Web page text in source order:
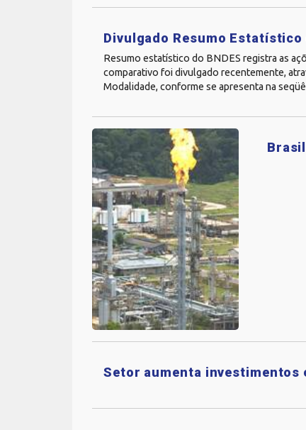
Divulgado Resumo Estatístico
Resumo estatístico do BNDES registra as
comparativo foi divulgado recentemente,
Modalidade, conforme se apresenta na
Setor aumenta investimentos